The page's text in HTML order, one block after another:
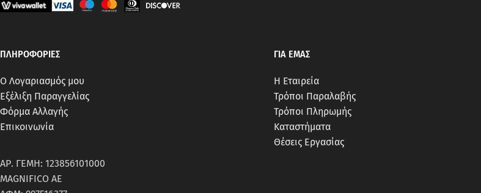
ΠΛΗΡΟΦΟΡΙΕΣ
Ο Λογαριασμός μου
Εξέλιξη Παραγγελίας
Φόρμα Αλλαγής
Επικοινωνία
ΑΡ. ΓΕΜΗ: 123856101000
MAGNIFICO AE
ΓΙΑ ΕΜΑΣ
Η Εταιρεία
Τρόποι Παραλαβής
Τρόποι Πληρωμής
Καταστήματα
Θέσεις Εργασίας